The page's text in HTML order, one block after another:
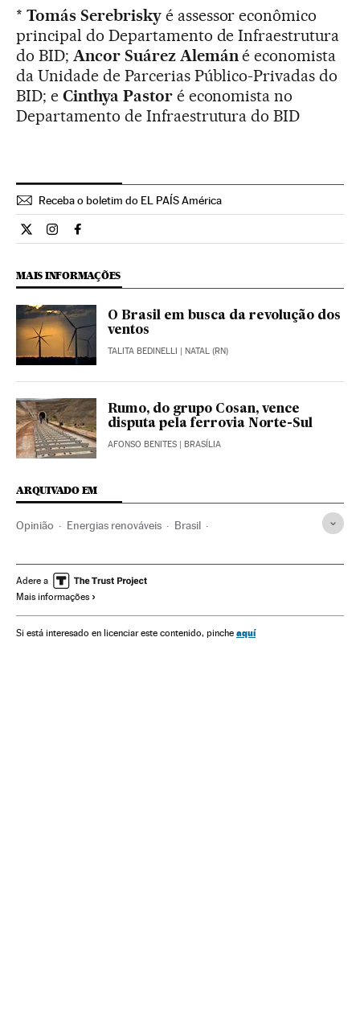
* Tomás Serebriskyé assessor econômico
principal do Departamento de Infraestrutura
do BID; Ancor Suárez Alemáné economista
da Unidade de Parcerias Público-Privadas do
BID; e Cinthya Pastoré economista no
Departamento de Infraestrutura do BID
Receba o boletim do EL PAÍS América
Opiniao El País Brasil en Twitter
Opiniao El País Brasil en Instagram
Opiniao El País Brasil en Facebook
MAIS INFORMAÇÕES
O Brasil em busca da revolução dos
ventos
TALITA BEDINELLI | NATAL (RN)
Rumo, do grupo Cosan, vence
disputa pela ferrovia Norte-Sul
AFONSO BENITES | BRASÍLIA
ARQUIVADO EM
Opinião Energias renováveis Brasil
Obras públicas Trens América
Energia PlanetaBID Planeta Futuro
Adere a
Mais informações
Si está interesado en licenciar este contenido, pinche aquí